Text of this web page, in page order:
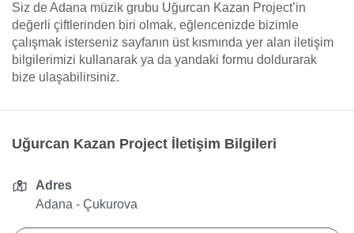
Siz de Adana müzik grubu Uğurcan Kazan Project’in
değerli çiftlerinden biri olmak, eğlencenizde bizimle
çalışmak isterseniz sayfanın üst kısmında yer alan iletişim
bilgilerimizi kullanarak ya da yandaki formu doldurarak
bize ulaşabilirsiniz.
Uğurcan Kazan Project İletişim Bilgileri
Adres
Adana - Çukurova